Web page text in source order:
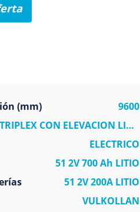
(mm)
9600
TRIPLEX CON ELEVACION LIBRE
ELECTRICO
51 2V 700 Ah LITIO
51 2V 200A LITIO
VULKOLLAN